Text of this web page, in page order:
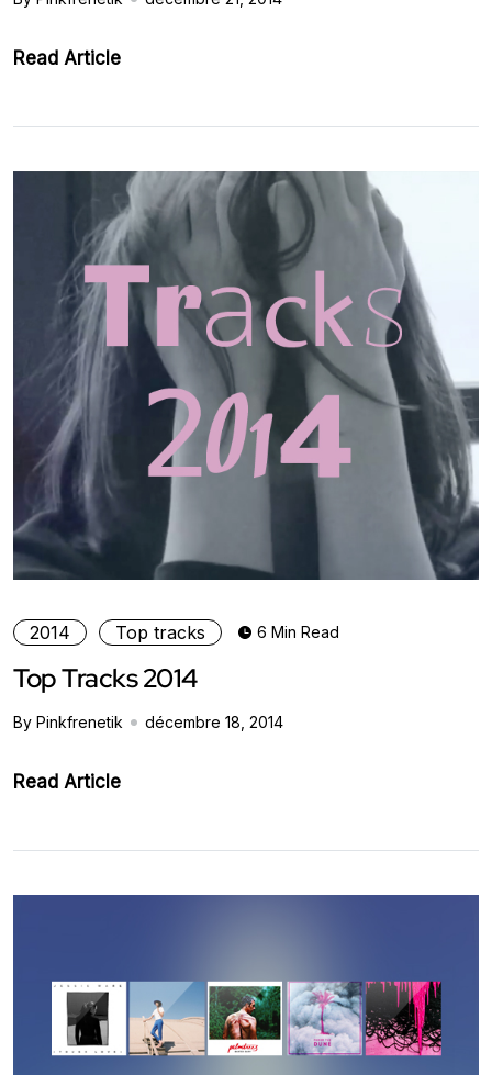
Read Article
2014 Top tracks 6 Min Read
Top Tracks 2014
By Pinkfrenetik décembre 18, 2014
Read Article